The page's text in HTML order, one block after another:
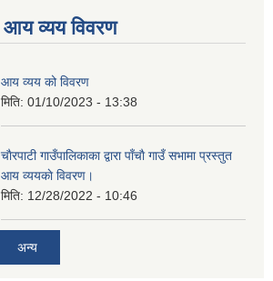
आय व्यय विवरण
आय व्यय को विवरण
मिति: 01/10/2023 - 13:38
चाैरपाटी गाउँपालिकाका द्वारा पाँचाै गाउँ सभामा प्रस्तुत
आय व्ययकाे विवरण।
मिति: 12/28/2022 - 10:46
अन्य